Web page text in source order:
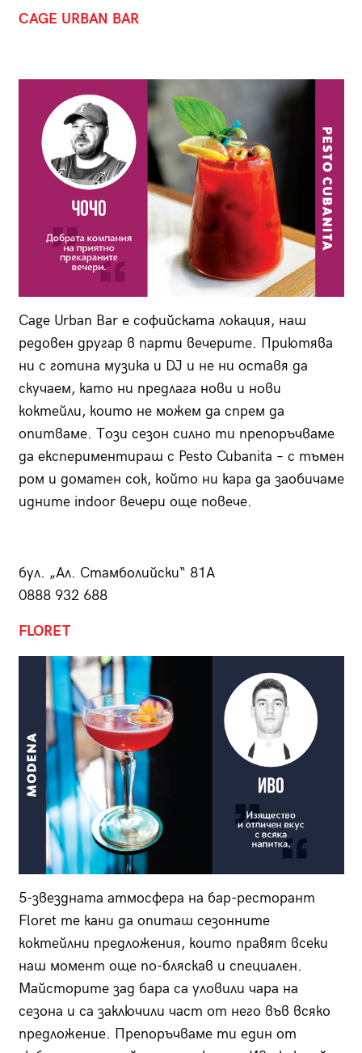
CAGE URBAN BAR
Cage Urban Bar е софийската локация, наш
редовен другар в парти вечерите. Приютява
ни с готина музика и DJ и не ни оставя да
скучаем, като ни предлага нови и нови
коктейли, които не можем да спрем да
опитваме. Този сезон силно ти препоръчваме
да експериментираш с Pesto Cubanita – с тъмен
ром и доматен сок, който ни кара да заобичаме
идните indoor вечери още повече.
бул. „Ал. Стамболийски“ 81А
0888 932 688
FLORET
5-звездната атмосфера на бар-ресторант
Floret те кани да опиташ сезонните
коктейлни предложения, които правят всеки
наш момент още по-бляскав и специален.
Майсторите зад бара са уловили чара на
сезона и са заключили част от него във всяко
предложение. Препоръчваме ти един от